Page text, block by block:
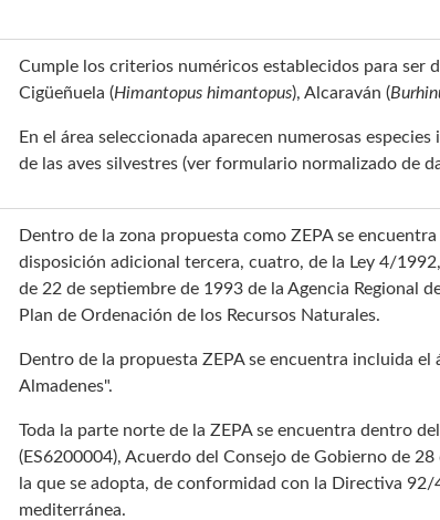
Cumple los criterios numéricos establecidos para ser
Cigüeñuela (Himantopus himantopus), Alcaraván (
En el área seleccionada aparecen numerosas
de las aves silvestres (ver formulario normalizado de
Dentro de la zona propuesta como ZEPA se
disposición adicional tercera, cuatro, de la Ley 4/
de 22 de septiembre de 1993 de la Agencia Regional
Plan de Ordenación de los Recursos Naturales.
Dentro de la propuesta ZEPA se encuentra incluida
Almadenes".
Toda la parte norte de la ZEPA se encuentra dentro
(ES6200004), Acuerdo del Consejo de Gobierno de
la que se adopta, de conformidad con la Directiva
mediterránea.